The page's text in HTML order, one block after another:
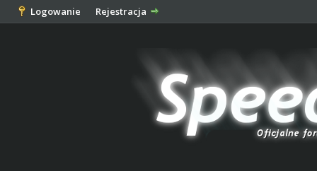
Logowanie Rejestracja